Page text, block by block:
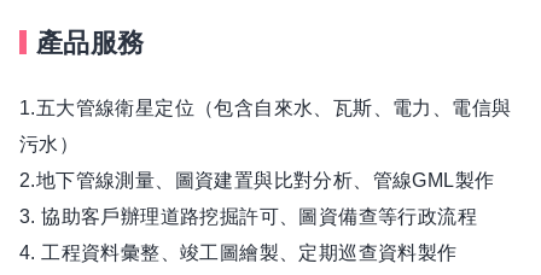
力，歡迎你加入我們。
經營理念
我們相信，人最大的敵人不是別人，而是自己的設限。
來到這裡，不需要學歷名校，也不必背景漂亮，只需要你
有一顆願意學習、願意突破的心。
產品服務
1.五大管線衛星定位（包含自來水、瓦斯、電力、電信與
污水）
2.地下管線測量、圖資建置與比對分析、管線GML製作
3. 協助客戶辦理道路挖掘許可、圖資備查等行政流程
4. 工程資料彙整、竣工圖繪製、定期巡查資料製作